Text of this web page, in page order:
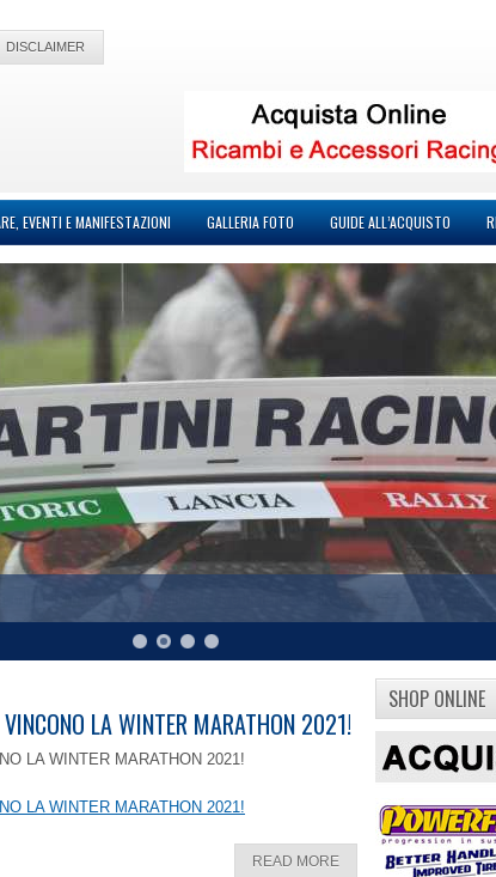
DISCLAIMER
EVENTI E MANIFESTAZIONI GALLERIA FOTO GUIDE ALL’ACQUISTO
LA WINTER MARATHON 2021!
LA WINTER MARATHON 2021!
LA WINTER MARATHON 2021!
READ MORE
SHOP ONLINE